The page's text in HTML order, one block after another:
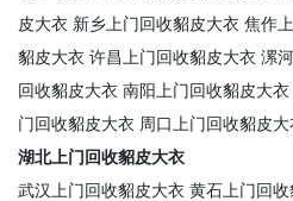
皮大衣 新乡上门回收貂皮大衣 焦作
貂皮大衣 许昌上门回收貂皮大衣 漯
回收貂皮大衣 南阳上门回收貂皮大衣
门回收貂皮大衣 周口上门回收貂皮大
湖北上门回收貂皮大衣
武汉上门回收貂皮大衣 黄石上门回